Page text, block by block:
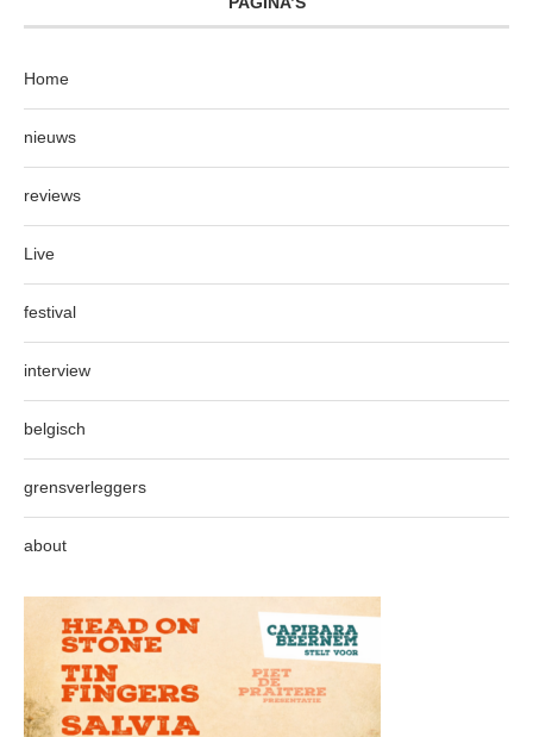
Home
nieuws
reviews
Live
festival
interview
belgisch
grensverleggers
about